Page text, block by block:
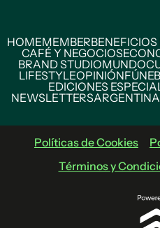
HOMEMEMBER
CAFÉ Y NEGOCIOS
BRAND STUDIOMUNDO
LIFESTYLEOPINIÓN
EDICIONES
NEWSLETTERSARGENTINA
Políticas de Cookies
Términos y